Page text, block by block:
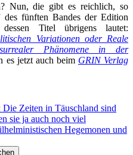
Nun, die gibt es reichlich, so
fünften Bandes der Edition
Titel übrigens lautet:
Variationen oder Reale
surrealer Phänomene in der
jetzt auch beim GRIN Verlag
Zeiten in Täuschland sind
sie ja auch noch viel
Hegemonen und